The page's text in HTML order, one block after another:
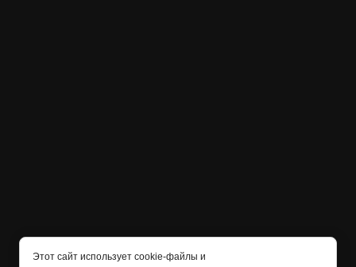
Этот сайт использует cookie-файлы и